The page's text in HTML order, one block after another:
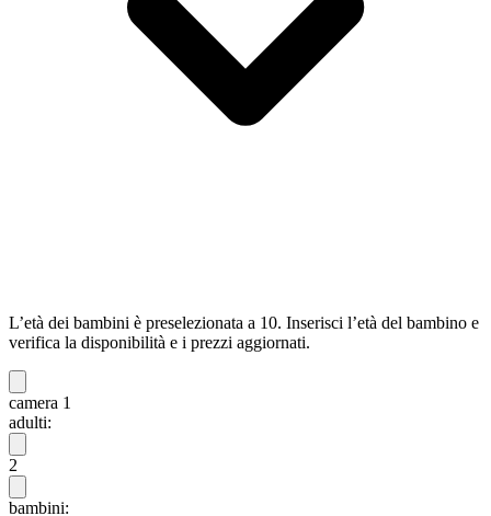
L’età dei bambini è preselezionata a 10. Inserisci l’età del bambino e
verifica la disponibilità e i prezzi aggiornati.
camera 1
adulti:
2
bambini: